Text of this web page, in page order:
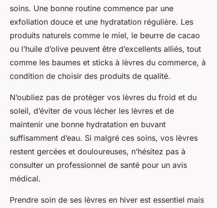
soins. Une bonne routine commence par une
exfoliation douce et une hydratation régulière. Les
produits naturels comme le miel, le beurre de cacao
ou l’huile d’olive peuvent être d’excellents alliés, tout
comme les baumes et sticks à lèvres du commerce, à
condition de choisir des produits de qualité.
N’oubliez pas de protéger vos lèvres du froid et du
soleil, d’éviter de vous lécher les lèvres et de
maintenir une bonne hydratation en buvant
suffisamment d’eau. Si malgré ces soins, vos lèvres
restent gercées et douloureuses, n’hésitez pas à
consulter un professionnel de santé pour un avis
médical.
Prendre soin de ses lèvres en hiver est essentiel mais